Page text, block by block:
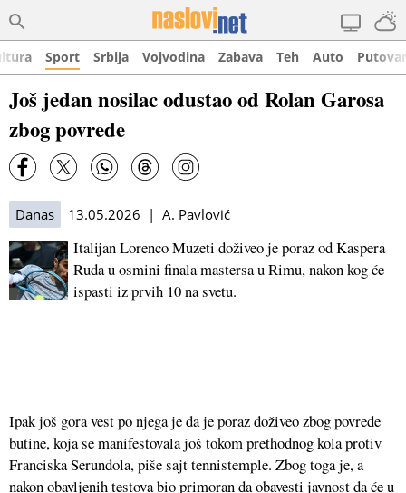
Sport Srbija Vojvodina Zabava Teh Auto
Još jedan nosilac odustao od Rolan Garosa
zbog povrede
Danas 13.05.2026 | A. Pavlović
Italijan Lorenco Muzeti doživeo je poraz od Kaspera
Ruda u osmini finala mastersa u Rimu, nakon kog će
ispasti iz prvih 10 na svetu.
Ipak još gora vest po njega je da je poraz doživeo zbog povrede
butine, koja se manifestovala još tokom prethodnog kola protiv
Franciska Serundola, piše sajt tennistemple. Zbog toga je, a
nakon obavljenih testova bio primoran da obavesti javnost da će u